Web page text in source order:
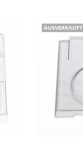
AUSVERKAUFT